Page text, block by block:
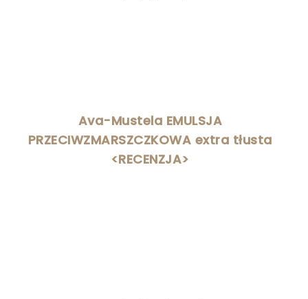
Ava-Mustela EMULSJA
PRZECIWZMARSZCZKOWA extra tłusta
<RECENZJA>